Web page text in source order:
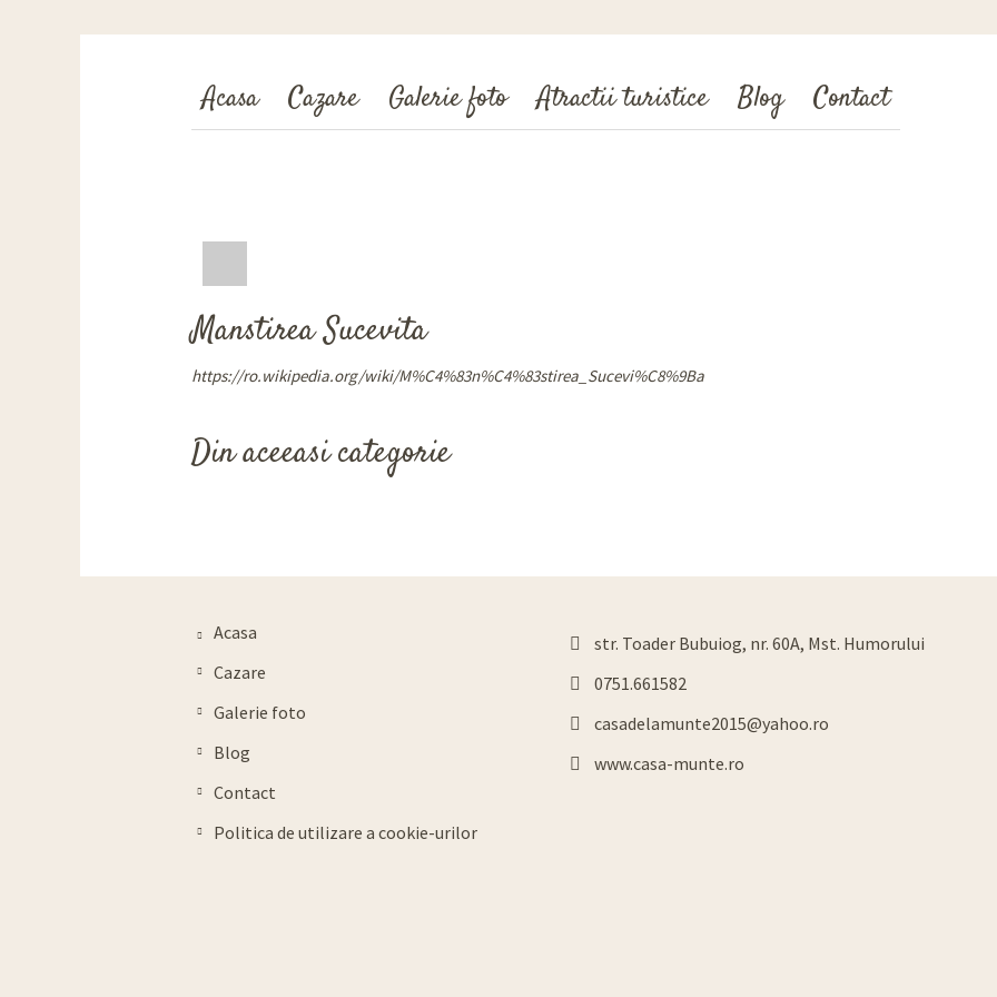
Acasa Cazare Galerie foto Atractii turistice Blog Contact
Manstirea Sucevita
https://ro.wikipedia.org/wiki/M%C4%83n%C4%83stirea_Sucevi%C8%9Ba
Din aceeasi categorie
Manastiri Manastiri
Acasa
Cazare
Galerie foto
Blog
Contact
Politica de utilizare a cookie-urilor
str. Toader Bubuiog, nr. 60A, Mst. Humorului
0751.661582
casadelamunte2015@yahoo.ro
www.casa-munte.ro